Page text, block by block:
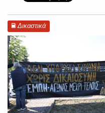
Δικαστικά